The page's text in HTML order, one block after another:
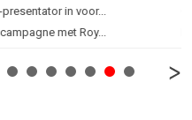
presentator in voor...
met Roy...